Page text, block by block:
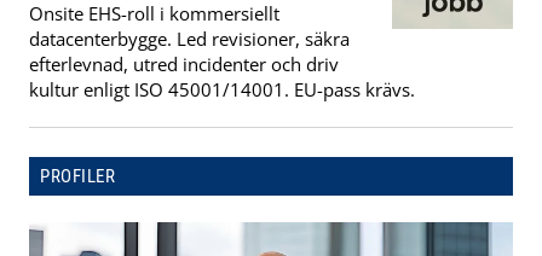
Onsite EHS-roll i kommersiellt
datacenterbygge. Led revisioner, säkra
efterlevnad, utred incidenter och driv
kultur enligt ISO 45001/14001. EU-pass krävs.
PROFILER